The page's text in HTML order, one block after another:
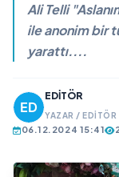
Ali Telli
ile anonim bir
yarattı....
EDITÖR
YAZAR / EDITÖR
06.12.2024 15:41